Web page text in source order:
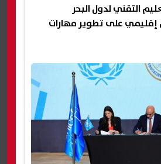
التقني لدول البحر
على تطوير مهارات